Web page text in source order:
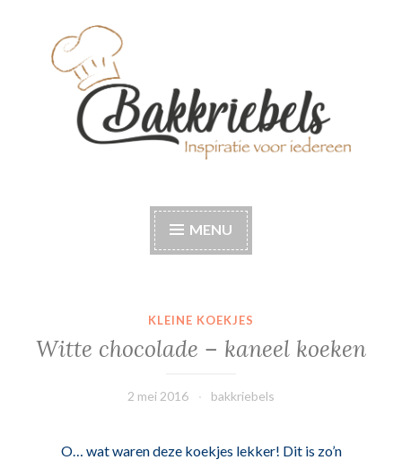
Bakkriebels
MENU
KLEINE KOEKJES
Witte chocolade – kaneel koeken
2 mei 2016 bakkriebels
O… wat waren deze koekjes lekker! Dit is zo’n